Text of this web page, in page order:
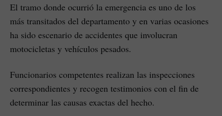
El tramo donde ocurrió la emergencia es uno de los
más transitados del departamento y en varias ocasiones
ha sido escenario de accidentes que involucran
motocicletas y vehículos pesados.
Funcionarios competentes realizan las inspecciones
correspondientes y recogen testimonios con el fin de
determinar las causas exactas del hecho.